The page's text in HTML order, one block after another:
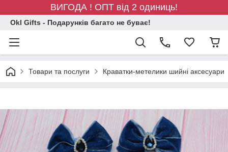
ВИГОДА ! ОПТ від 2 одиниць!
Okl Gifts - Подарунків багато не буває!
Товари та послуги Краватки-метелики шийні аксесуари